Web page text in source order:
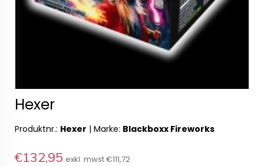
Hexer
Produktnr.: Hexer | Marke: Blackboxx Fireworks
€132,95 exkl. mwst€111,72